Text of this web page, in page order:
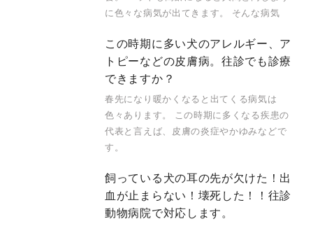
に色々な病気が出てきます。 そんな病気
この時期に多い犬のアレルギー、ア
トピーなどの皮膚病。往診でも診療
できますか？
春先になり暖かくなると出てくる病気は
色々あります。 この時期に多くなる疾患の
代表と言えば、皮膚の炎症やかゆみなどで
す。
飼っている犬の耳の先が欠けた！出
血が止まらない！壊死した！！往診
動物病院で対応します。